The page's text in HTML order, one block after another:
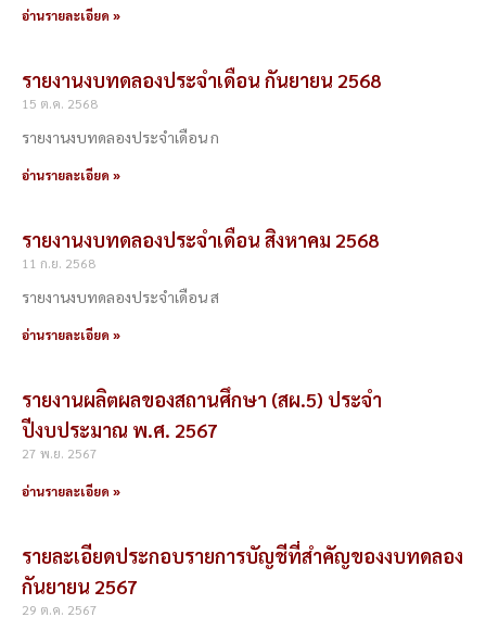
อ่านรายละเอียด »
รายงานงบทดลองประจำเดือน กันยายน 2568
15 ต.ค. 2568
รายงานงบทดลองประจำเดือน ก
อ่านรายละเอียด »
รายงานงบทดลองประจำเดือน สิงหาคม 2568
11 ก.ย. 2568
รายงานงบทดลองประจำเดือน ส
อ่านรายละเอียด »
รายงานผลิตผลของสถานศึกษา (สผ.5) ประจำ
ปีงบประมาณ พ.ศ. 2567
27 พ.ย. 2567
อ่านรายละเอียด »
รายละเอียดประกอบรายการบัญชีที่สำคัญของงบทดลอง
กันยายน 2567
29 ต.ค. 2567